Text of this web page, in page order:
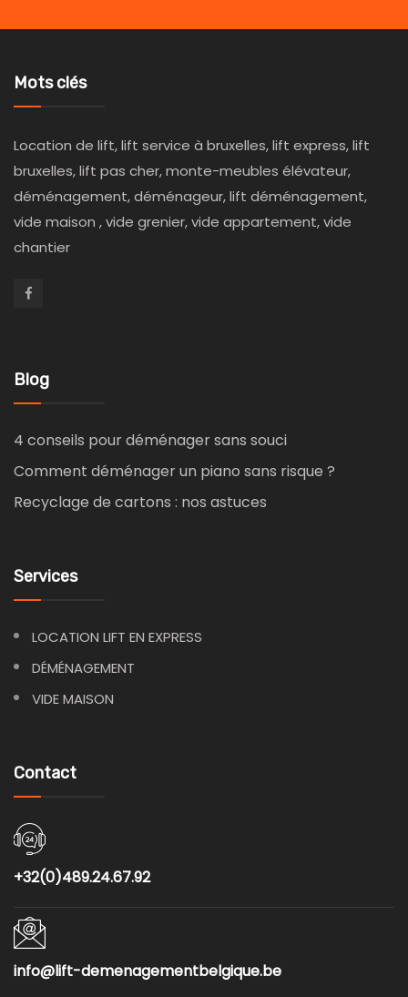
Mots clés
Location de lift, lift service à bruxelles, lift express, lift
bruxelles, lift pas cher, monte-meubles élévateur,
déménagement, déménageur, lift déménagement,
vide maison , vide grenier, vide appartement, vide
chantier
Blog
4 conseils pour déménager sans souci
Comment déménager un piano sans risque ?
Recyclage de cartons : nos astuces
Services
LOCATION LIFT EN EXPRESS
DÉMÉNAGEMENT
VIDE MAISON
Contact
+32(0)489.24.67.92
info@lift-demenagementbelgique.be